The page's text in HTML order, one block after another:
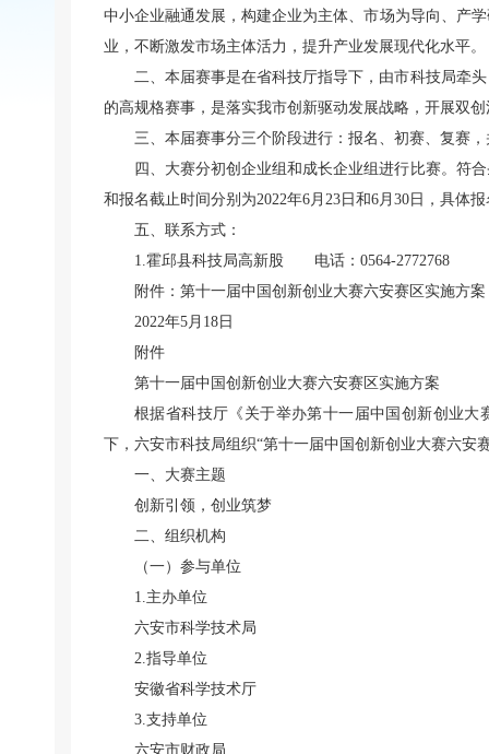
中小企业融通发展，构建企业为主体、市场为导向、产
业，不断激发市场主体活力，提升产业发展现代化水平。
二、本届赛事是在省科技厅指导下，由市科技局牵
的高规格赛事，是落实我市创新驱动发展战略，开展双
三、本届赛事分三个阶段进行：报名、初赛、复赛
四、大赛分初创企业组和成长企业组进行比赛。符
和报名截止时间分别为2022年6月23日和6月30日，具体
五、联系方式：
1.霍邱县科技局高新股 电话：0564-2772768
附件：第十一届中国创新创业大赛六安赛区实施方案
2022年5月18日
附件
第十一届中国创新创业大赛六安赛区实施方案
根据省科技厅《关于举办第十一届中国创新创业大
下，六安市科技局组织“第十一届中国创新创业大赛六安
一、大赛主题
创新引领，创业筑梦
二、组织机构
（一）参与单位
1.主办单位
六安市科学技术局
2.指导单位
安徽省科学技术厅
3.支持单位
六安市财政局